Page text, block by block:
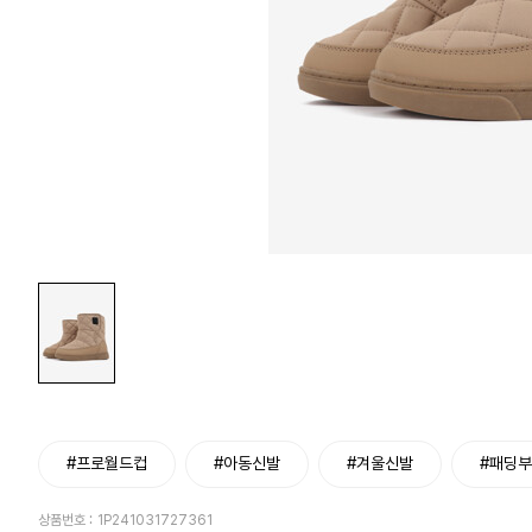
#프로월드컵 #아동신발 #겨울신발 #패딩
상품번호 : 1P241031727361